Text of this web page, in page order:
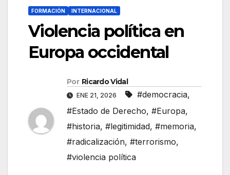
FORMACIÓN INTERNACIONAL
Violencia política en
Europa occidental
Por Ricardo Vidal
ENE 21, 2026 #democracia,
#Estado de Derecho, #Europa,
#historia, #legitimidad, #memoria,
#radicalización, #terrorismo,
#violencia política